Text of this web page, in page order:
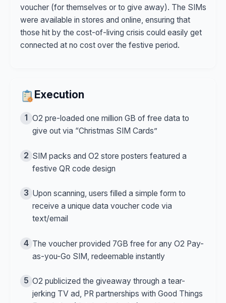
voucher (for themselves or to give away). The SIMs
were available in stores and online, ensuring that
those hit by the cost-of-living crisis could easily get
connected at no cost over the festive period.
Execution
1
O2 pre-loaded one million GB of free data to
give out via “Christmas SIM Cards”
2 SIM packs and O2 store posters featured a
festive QR code design
3 Upon scanning, users filled a simple form to
receive a unique data voucher code via
text/email
4 The voucher provided 7GB free for any O2 Pay-
as-you-Go SIM, redeemable instantly
5 O2 publicized the giveaway through a tear-
jerking TV ad, PR partnerships with Good Things